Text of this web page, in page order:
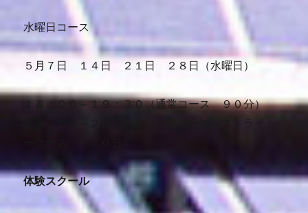
水曜日コース
５月７日 １４日 ２１日 ２８日（水曜日）
１８：００～１９：３０（通常コース ９０分）
１８：００～２０：００（通常コース＋ストライカ
体験スクール